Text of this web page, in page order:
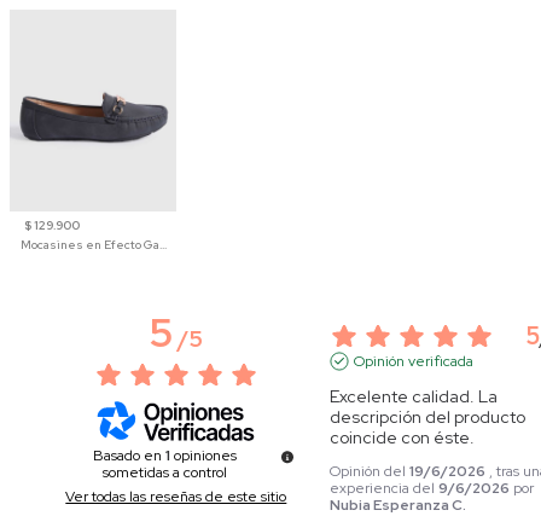
$ 129.900
Mocasines en Efecto Gamuzado Para Mujer
5/5
Basado en1 opiniones
sometidas a control
Ver todas las reseñas de este sitio
5
Opinión verificada
Excelente calidad. La
descripción del producto
coincide con éste.
Opinión del19/6/2026 , tras
experiencia del9/6/2026 por
Nubia Esperanza C.